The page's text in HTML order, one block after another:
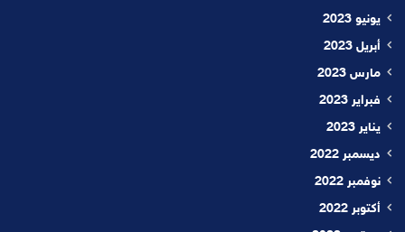
يونيو 2023
أبريل 2023
مارس 2023
فبراير 2023
يناير 2023
ديسمبر 2022
نوفمبر 2022
أكتوبر 2022